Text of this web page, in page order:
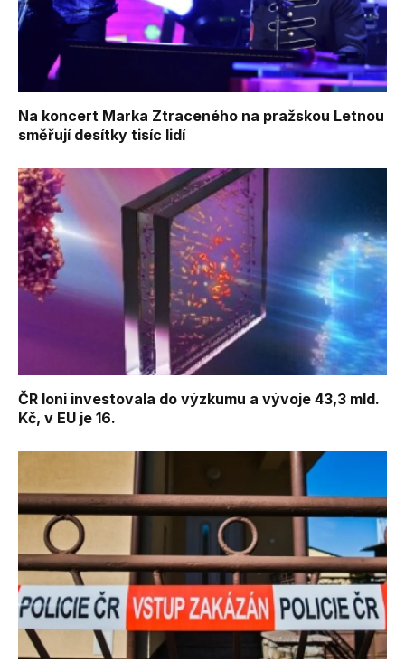
Na koncert Marka Ztraceného na pražskou Letnou
směřují desítky tisíc lidí
ČR loni investovala do výzkumu a vývoje 43,3 mld.
Kč, v EU je 16.